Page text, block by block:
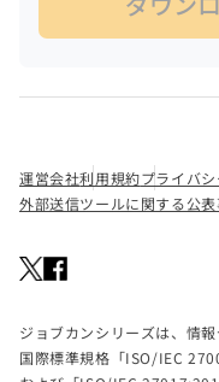
運営会社利用規約プライバ
外部送信ツールに関する公表
ジョブカンシリーズは、情
国際標準規格「ISO/IEC